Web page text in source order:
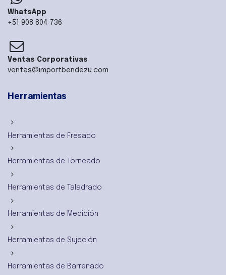
WhatsApp
+51 908 804 736
Ventas Corporativas
ventas@importbendezu.com
Herramientas
Herramientas de Fresado
Herramientas de Torneado
Herramientas de Taladrado
Herramientas de Medición
Herramientas de Sujeción
Herramientas de Barrenado